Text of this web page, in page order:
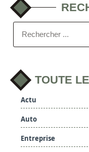
TOUTE
Actu
Auto
Entreprise